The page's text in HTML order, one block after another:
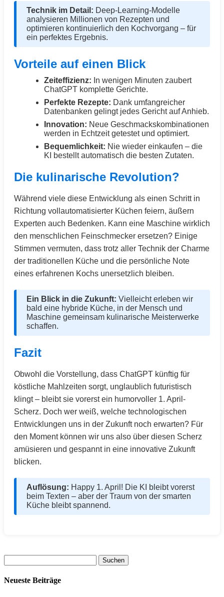
Technik im Detail: Deep-Learning-Modelle
analysieren Millionen von Rezepten und
optimieren kontinuierlich den Kochvorgang – für
ein perfektes Ergebnis.
Vorteile auf einen Blick
Zeiteffizienz: In wenigen Minuten zaubert
ChatGPT komplette Gerichte.
Perfekte Rezepte: Dank umfangreicher
Datenbanken gelingt jedes Gericht auf Anhieb.
Innovation: Neue Geschmackskombinationen
werden in Echtzeit getestet und optimiert.
Bequemlichkeit: Nie wieder einkaufen – die
KI bestellt automatisch die besten Zutaten.
Die kulinarische Revolution?
Während viele diese Entwicklung als einen Schritt in
Richtung vollautomatisierter Küchen feiern, äußern
Experten auch Bedenken. Kann eine Maschine wirklich
den menschlichen Feinschmecker ersetzen? Einige
Stimmen vermuten, dass trotz aller Technik der Charme
der traditionellen Küche und die persönliche Note
eines erfahrenen Kochs unersetzlich bleiben.
Ein Blick in die Zukunft: Vielleicht erleben wir
bald eine hybride Küche, in der Mensch und
Maschine gemeinsam kulinarische Meisterwerke
schaffen.
Fazit
Obwohl die Vorstellung, dass ChatGPT künftig für
köstliche Mahlzeiten sorgt, unglaublich futuristisch
klingt – bleibt sie vorerst ein humorvoller 1. April-
Scherz. Doch wer weiß, welche technologischen
Entwicklungen uns in der Zukunft noch erwarten? Für
den Moment können wir uns also über diesen Scherz
amüsieren und gespannt in eine innovative Zukunft
blicken.
Auflösung: Happy 1. April! Die KI bleibt vorerst
beim Texten – aber der Traum von der smarten
Küche bleibt spannend.
nach:
Neueste Beiträge